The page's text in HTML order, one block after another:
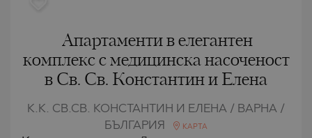
Апартаменти в елегантен
комплекс с медицинска насоченост
в Св. Св. Константин и Елена
К.К. СВ.СВ. КОНСТАНТИН И ЕЛЕНА / ВАРНА /
БЪЛГАРИЯ
КАРТА